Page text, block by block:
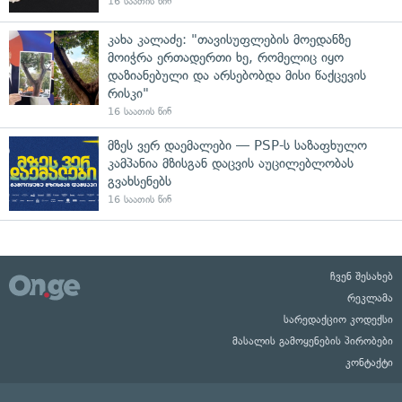
კახა კალაძე: "თავისუფლების მოედანზე
მოიჭრა ერთადერთი ხე, რომელიც იყო
დაზიანებული და არსებობდა მისი წაქცევის
რისკი"
16 საათის წინ
მზეს ვერ დაემალები — PSP-ს საზაფხულო
კამპანია მზისგან დაცვის აუცილებლობას
გვახსენებს
16 საათის წინ
ჩვენ შესახებ
რეკლამა
სარედაქციო კოდექსი
მასალის გამოყენების პირობები
კონტაქტი